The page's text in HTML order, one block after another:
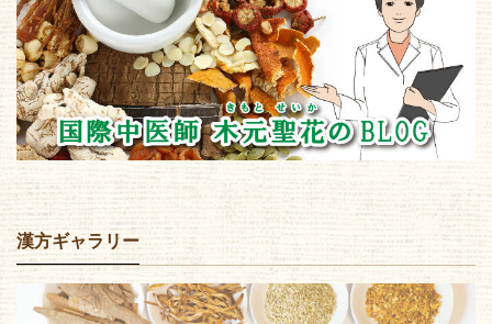
漢方ギャラリー